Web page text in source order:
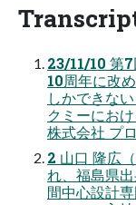
23/11/10 第
10周年に改
しかできな
クミーにお
株式会社 プ
2 山口 隆広
れ、福島県
間中心設計